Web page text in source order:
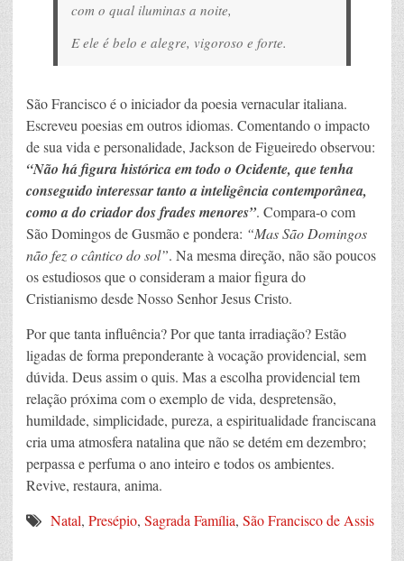
com o qual iluminas a noite,
E ele é belo e alegre, vigoroso e forte.
São Francisco é o iniciador da poesia vernacular italiana.
Escreveu poesias em outros idiomas. Comentando o impacto
de sua vida e personalidade, Jackson de Figueiredo observou:
“Não há figura histórica em todo o Ocidente, que tenha
conseguido interessar tanto a inteligência contemporânea,
como a do criador dos frades menores”. Compara-o com
São Domingos de Gusmão e pondera: “Mas São Domingos
não fez o cântico do sol”. Na mesma direção, não são poucos
os estudiosos que o consideram a maior figura do
Cristianismo desde Nosso Senhor Jesus Cristo.
Por que tanta influência? Por que tanta irradiação? Estão
ligadas de forma preponderante à vocação providencial, sem
dúvida. Deus assim o quis. Mas a escolha providencial tem
relação próxima com o exemplo de vida, despretensão,
humildade, simplicidade, pureza, a espiritualidade franciscana
cria uma atmosfera natalina que não se detém em dezembro;
perpassa e perfuma o ano inteiro e todos os ambientes.
Revive, restaura, anima.
Natal, Presépio, Sagrada Família, São Francisco de Assis